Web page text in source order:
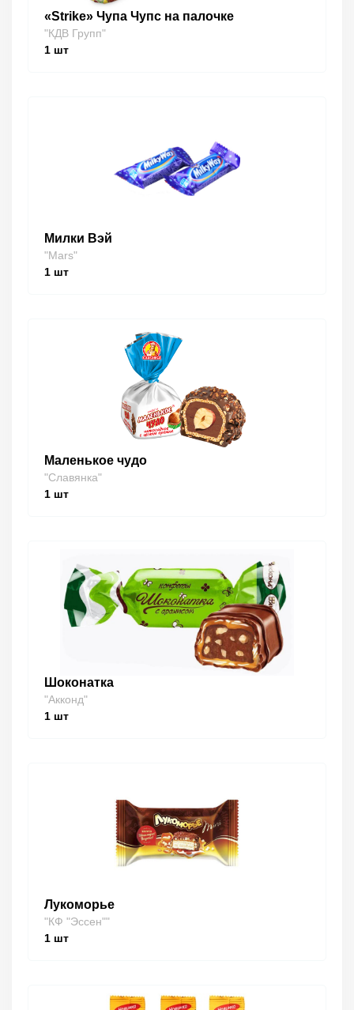
«Strike» Чупа Чупс на палочке
"КДВ Групп"
1 шт
Милки Вэй
"Mars"
1 шт
Маленькое чудо
"Славянка"
1 шт
Шоконатка
"Акконд"
1 шт
Лукоморье
"КФ "Эссен""
1 шт